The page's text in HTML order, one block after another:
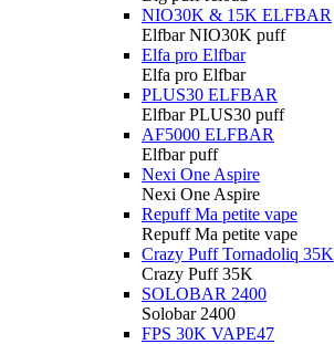
NIO30K & 15K ELFBAR
Elfbar NIO30K puff
Elfa pro Elfbar
Elfa pro Elfbar
PLUS30 ELFBAR
Elfbar PLUS30 puff
AF5000 ELFBAR
Elfbar puff
Nexi One Aspire
Nexi One Aspire
Repuff Ma petite vape
Repuff Ma petite vape
Crazy Puff Tornadoliq 35K
Crazy Puff 35K
SOLOBAR 2400
Solobar 2400
FPS 30K VAPE47